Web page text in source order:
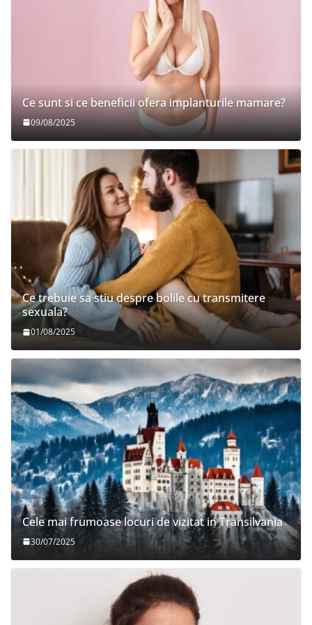
Ce sunt si ce beneficii ofera implanturile mamare?
09/08/2025
Ce trebuie sa stiu despre bolile cu transmitere
sexuala?
01/08/2025
Cele mai frumoase locuri de vizitat in Transilvania
30/07/2025